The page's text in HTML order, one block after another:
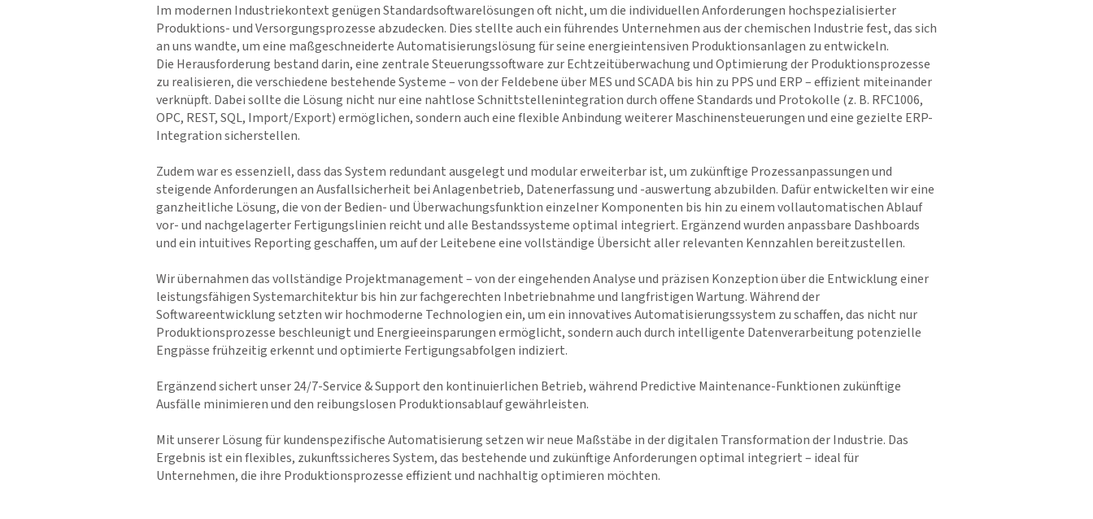
Im modernen Industriekontext genügen Standardsoftwarelösungen oft nicht, um die individuellen Anforderungen hochspezialisierter
Produktions- und Versorgungsprozesse abzudecken. Dies stellte auch ein führendes Unternehmen aus der chemischen Industrie fest, das sich
an uns wandte, um eine maßgeschneiderte Automatisierungslösung für seine energieintensiven Produktionsanlagen zu entwickeln.
Die Herausforderung bestand darin, eine zentrale Steuerungssoftware zur Echtzeitüberwachung und Optimierung der Produktionsprozesse
zu realisieren, die verschiedene bestehende Systeme – von der Feldebene über MES und SCADA bis hin zu PPS und ERP – effizient miteinander
verknüpft. Dabei sollte die Lösung nicht nur eine nahtlose Schnittstellenintegration durch offene Standards und Protokolle (z. B. RFC1006,
OPC, REST, SQL, Import/Export) ermöglichen, sondern auch eine flexible Anbindung weiterer Maschinensteuerungen und eine gezielte ERP-
Integration sicherstellen.
Zudem war es essenziell, dass das System redundant ausgelegt und modular erweiterbar ist, um zukünftige Prozessanpassungen und
steigende Anforderungen an Ausfallsicherheit bei Anlagenbetrieb, Datenerfassung und -auswertung abzubilden. Dafür entwickelten wir eine
ganzheitliche Lösung, die von der Bedien- und Überwachungsfunktion einzelner Komponenten bis hin zu einem vollautomatischen Ablauf
vor- und nachgelagerter Fertigungslinien reicht und alle Bestandssysteme optimal integriert. Ergänzend wurden anpassbare Dashboards
und ein intuitives Reporting geschaffen, um auf der Leitebene eine vollständige Übersicht aller relevanten Kennzahlen bereitzustellen.
Wir übernahmen das vollständige Projektmanagement – von der eingehenden Analyse und präzisen Konzeption über die Entwicklung einer
leistungsfähigen Systemarchitektur bis hin zur fachgerechten Inbetriebnahme und langfristigen Wartung. Während der
Softwareentwicklung setzten wir hochmoderne Technologien ein, um ein innovatives Automatisierungssystem zu schaffen, das nicht nur
Produktionsprozesse beschleunigt und Energieeinsparungen ermöglicht, sondern auch durch intelligente Datenverarbeitung potenzielle
Engpässe frühzeitig erkennt und optimierte Fertigungsabfolgen indiziert.
Ergänzend sichert unser 24/7-Service & Support den kontinuierlichen Betrieb, während Predictive Maintenance-Funktionen zukünftige
Ausfälle minimieren und den reibungslosen Produktionsablauf gewährleisten.
Mit unserer Lösung für kundenspezifische Automatisierung setzen wir neue Maßstäbe in der digitalen Transformation der Industrie. Das
Ergebnis ist ein flexibles, zukunftssicheres System, das bestehende und zukünftige Anforderungen optimal integriert – ideal für
Unternehmen, die ihre Produktionsprozesse effizient und nachhaltig optimieren möchten.